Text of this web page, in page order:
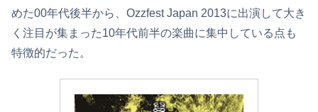
めた00年代後半から、Ozzfest Japan 2013に出演して大き
く注目が集まった10年代前半の楽曲に集中している点も
特徴的だった。